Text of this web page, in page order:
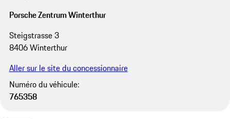
Porsche Zentrum Winterthur
Steigstrasse 3
8406 Winterthur
Aller sur le site du concessionnaire
Numéro du véhicule:
765358